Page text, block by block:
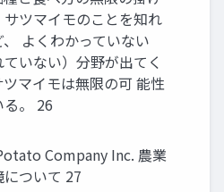
ツマイモのことを知れ
よくわかっていない
ていない）分野が出てく
ツマイモは無限の可 能性
。 26
Company Inc. 農業
ついて 27